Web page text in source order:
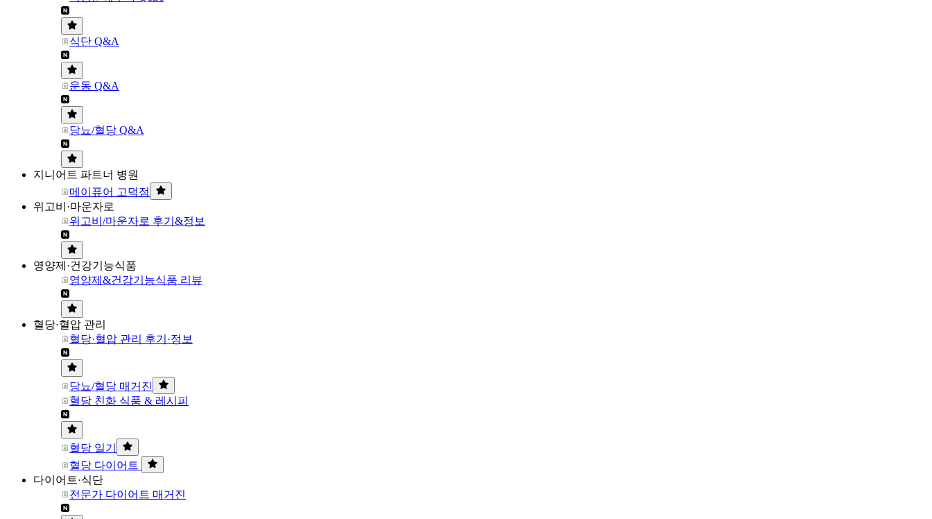
식단 Q&A
운동 Q&A
당뇨/혈당 Q&A
지니어트 파트너 병원
메이퓨어 고덕점
위고비·마운자로
위고비/마운자로 후기&정보
영양제·건강기능식품
영양제&건강기능식품 리뷰
혈당·혈압 관리
혈당·혈압 관리 후기·정보
당뇨/혈당 매거진
혈당 친화 식품 & 레시피
혈당 일기
혈당 다이어트
다이어트·식단
전문가 다이어트 매거진